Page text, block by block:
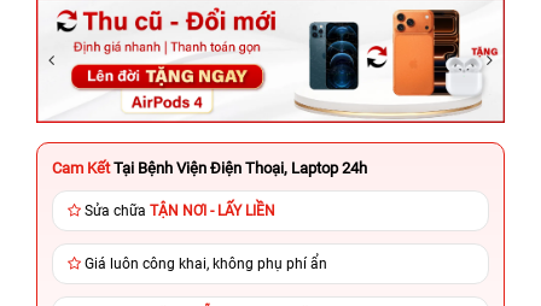
Cam Kết Tại Bệnh Viện Điện Thoại, Laptop 24h
Sửa chữa TẬN NƠI - LẤY LIỀN
Giá luôn công khai, không phụ phí ẩn